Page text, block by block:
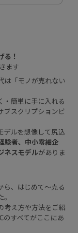
！
ます
は「モノが売れない
・簡単に手に入れる
ブスクリプションビ
デルを想像して尻込
験者、中小零細企
ネスモデルがありま
ら、はじめて～売る
考え方や方法をご紹
のすべてがここにあ